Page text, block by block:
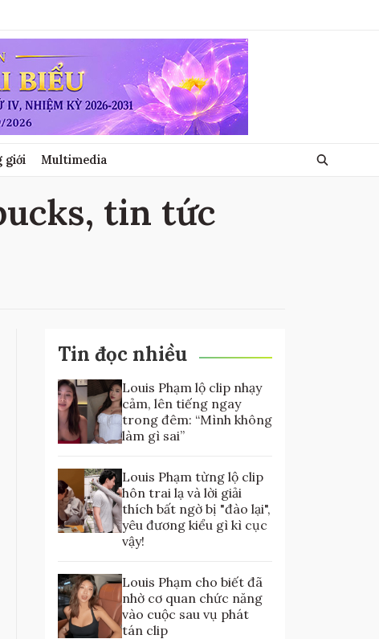
giới Multimedia
tin tức
Tin đọc nhiều
Louis Phạm lộ clip nhạy
cảm, lên tiếng ngay
trong đêm: “Mình không
làm gì sai”
Louis Phạm từng lộ clip
hôn trai lạ và lời giải
thích bất ngờ bị "đào lại",
yêu đương kiểu gì kì cục
vậy!
Louis Phạm cho biết đã
nhờ cơ quan chức năng
vào cuộc sau vụ phát
tán clip